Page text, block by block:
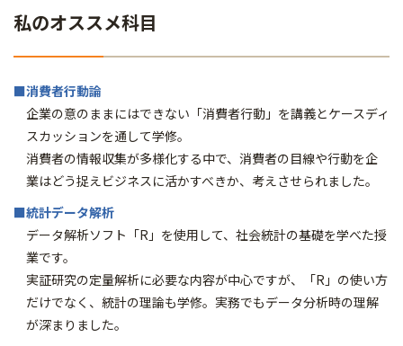
私のオススメ科目
■消費者行動論
企業の意のままにはできない「消費者行動」を講義とケースディ
スカッションを通して学修。
消費者の情報収集が多様化する中で、消費者の目線や行動を企
業はどう捉えビジネスに活かすべきか、考えさせられました。
■統計データ解析
データ解析ソフト「R」を使用して、社会統計の基礎を学べた授
業です。
実証研究の定量解析に必要な内容が中心ですが、「R」の使い方
だけでなく、統計の理論も学修。実務でもデータ分析時の理解
が深まりました。